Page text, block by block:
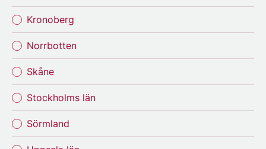
Kronoberg
Norrbotten
Skåne
Stockholms län
Sörmland